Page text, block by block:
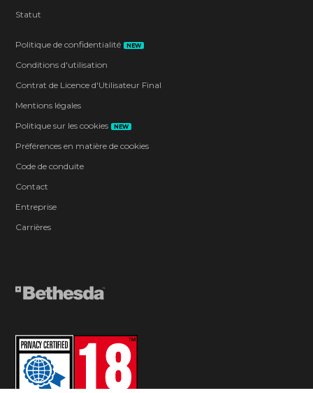
Statut
Politique de confidentialité NEW
Conditions d'utilisation
Contrat de Licence d'Utilisateur Final
Mentions légales
Politique sur les cookies
NEW
Préférences en matière de cookies
Code de conduite
Contact
Entreprise
Carrières